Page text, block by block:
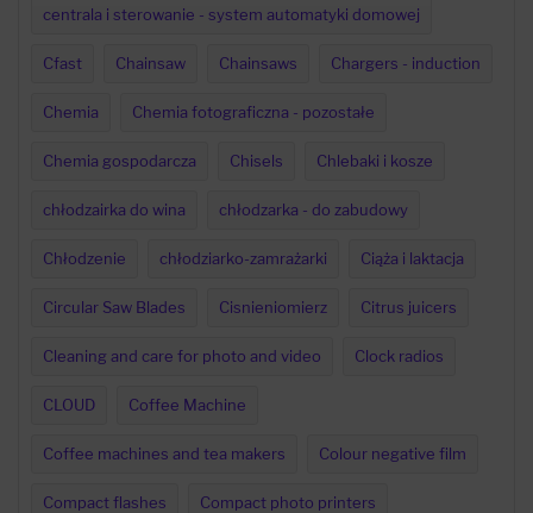
centrala i sterowanie - system automatyki domowej
Cfast Chainsaw Chainsaws Chargers - induction
Chemia Chemia fotograficzna - pozostałe
Chemia gospodarcza Chisels Chlebaki i kosze
chłodzairka do wina chłodzarka - do zabudowy
Chłodzenie chłodziarko-zamrażarki Ciąża i laktacja
Circular Saw Blades Cisnieniomierz Citrus juicers
Cleaning and care for photo and video Clock radios
CLOUD Coffee Machine
Coffee machines and tea makers Colour negative film
Compact flashes Compact photo printers